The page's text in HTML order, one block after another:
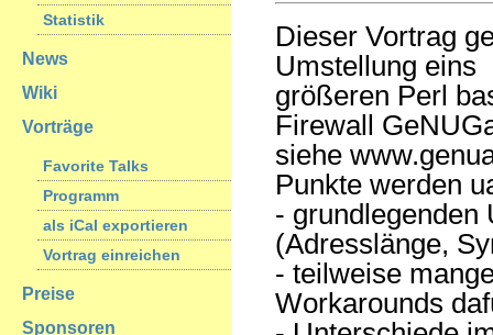
Statistik
News
Wiki
Vorträge
Favorite Talks
Programm
als iCal exportieren
Vortrag einreichen
Preise
Sponsoren
Dieser Vortrag
Umstellung eins
größeren Perl
Firewall
siehe
Punkte werden
- grundlegenden
(Adresslänge,
- teilweise
Workarounds